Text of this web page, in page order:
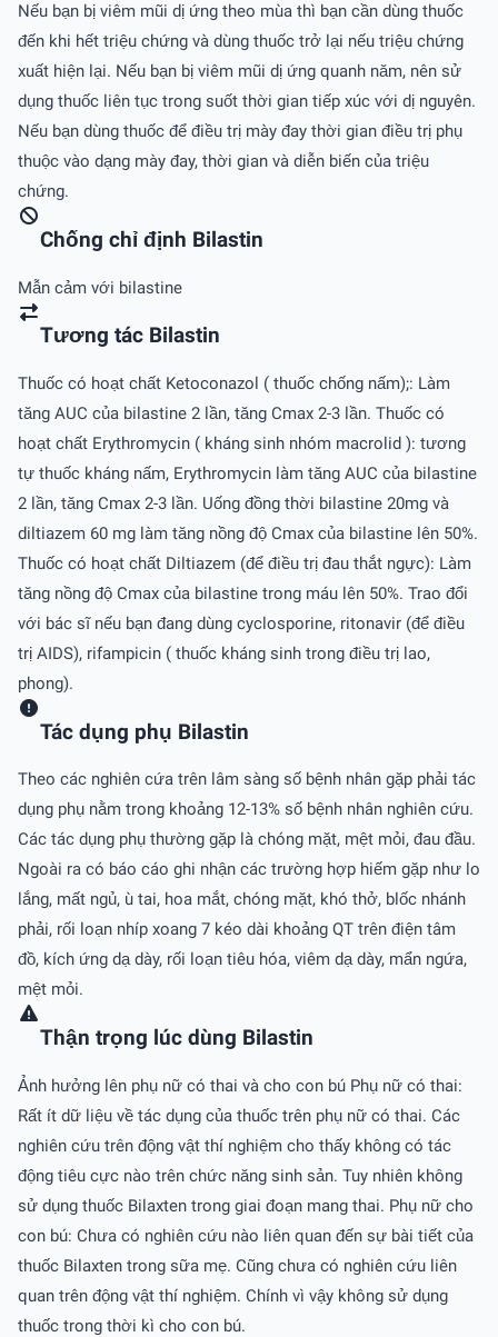
Nếu bạn bị viêm mũi dị ứng theo mùa thì bạn cần dùng thuốc
đến khi hết triệu chứng và dùng thuốc trở lại nếu triệu chứng
xuất hiện lại. Nếu bạn bị viêm mũi dị ứng quanh năm, nên sử
dụng thuốc liên tục trong suốt thời gian tiếp xúc với dị nguyên.
Nếu bạn dùng thuốc để điều trị mày đay thời gian điều trị phụ
thuộc vào dạng mày đay, thời gian và diễn biến của triệu
chứng.
Chống chỉ định Bilastin
Mẫn cảm với bilastine
Tương tác Bilastin
Thuốc có hoạt chất Ketoconazol ( thuốc chống nấm);: Làm
tăng AUC của bilastine 2 lần, tăng Cmax 2-3 lần. Thuốc có
hoạt chất Erythromycin ( kháng sinh nhóm macrolid ): tương
tự thuốc kháng nấm, Erythromycin làm tăng AUC của bilastine
2 lần, tăng Cmax 2-3 lần. Uống đồng thời bilastine 20mg và
diltiazem 60 mg làm tăng nồng độ Cmax của bilastine lên 50%.
Thuốc có hoạt chất Diltiazem (để điều trị đau thắt ngực): Làm
tăng nồng độ Cmax của bilastine trong máu lên 50%. Trao đổi
với bác sĩ nếu bạn đang dùng cyclosporine, ritonavir (để điều
trị AIDS), rifampicin ( thuốc kháng sinh trong điều trị lao,
phong).
Tác dụng phụ Bilastin
Theo các nghiên cứa trên lâm sàng số bệnh nhân gặp phải tác
dụng phụ nằm trong khoảng 12-13% số bệnh nhân nghiên cứu.
Các tác dụng phụ thường gặp là chóng mặt, mệt mỏi, đau đầu.
Ngoài ra có báo cáo ghi nhận các trường hợp hiếm gặp như lo
lắng, mất ngủ, ù tai, hoa mắt, chóng mặt, khó thở, blốc nhánh
phải, rối loạn nhíp xoang 7 kéo dài khoảng QT trên điện tâm
đồ, kích ứng dạ dày, rối loạn tiêu hóa, viêm dạ dày, mẩn ngứa,
mệt mỏi.
Thận trọng lúc dùng Bilastin
Ảnh hưởng lên phụ nữ có thai và cho con bú Phụ nữ có thai:
Rất ít dữ liệu về tác dụng của thuốc trên phụ nữ có thai. Các
nghiên cứu trên động vật thí nghiệm cho thấy không có tác
động tiêu cực nào trên chức năng sinh sản. Tuy nhiên không
sử dụng thuốc Bilaxten trong giai đoạn mang thai. Phụ nữ cho
con bú: Chưa có nghiên cứu nào liên quan đến sự bài tiết của
thuốc Bilaxten trong sữa mẹ. Cũng chưa có nghiên cứu liên
quan trên động vật thí nghiệm. Chính vì vậy không sử dụng
thuốc trong thời kì cho con bú.